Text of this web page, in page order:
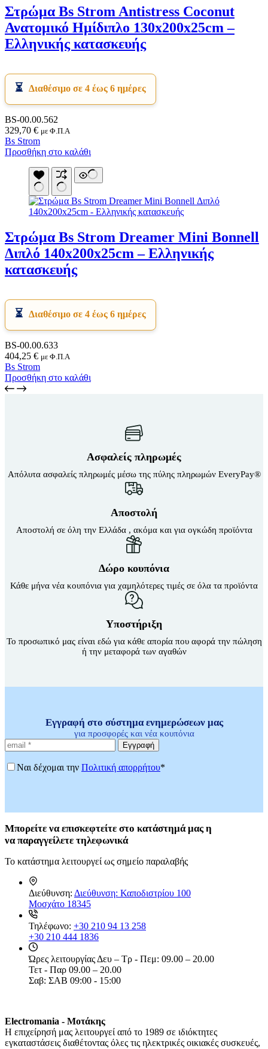
Στρώμα Bs Strom Antistress Coconut
Ανατομικό Ημίδιπλο 130x200x25cm –
Ελληνικής κατασκευής
Διαθέσιμο σε 4 έως 6 ημέρες
BS-00.00.562
329,70 € με Φ.Π.Α
Bs Strom
Προσθήκη στο καλάθι
Στρώμα Bs Strom Dreamer Mini Bonnell
Διπλό 140x200x25cm – Ελληνικής
κατασκευής
Διαθέσιμο σε 4 έως 6 ημέρες
BS-00.00.633
404,25 € με Φ.Π.Α
Bs Strom
Προσθήκη στο καλάθι
Ασφαλείς πληρωμές
Απόλυτα ασφαλείς πληρωμές μέσω της πύλης πληρωμών EveryPay®
Αποστολή
Αποστολή σε όλη την Ελλάδα , ακόμα και για ογκώδη προϊόντα
Δώρο κουπόνια
Κάθε μήνα νέα κουπόνια για χαμηλότερες τιμές σε όλα τα προϊόντα
Υποστήριξη
Το προσωπικό μας είναι εδώ για κάθε απορία που αφορά την πώληση
ή την μεταφορά των αγαθών
Εγγραφή στο σύστημα ενημερώσεων μας
για προσφορές και νέα κουπόνια
Εγγραφή
Ναι δέχομαι την Πολιτική απορρήτου*
Μπορείτε να επισκεφτείτε στο κατάστημά μας η
ναπαραγγείλετε τηλεφωνικά
Το κατάστημα λειτουργεί ως σημείο παραλαβής
Διεύθυνση: Διεύθυνση: Καποδιστρίου 100
Μοσχάτο 18345
Τηλέφωνο: +30 210 94 13 258
+30 210 444 1836
Ώρες λειτουργίας Δευ – Τρ - Πεμ: 09.00 – 20.00
Τετ - Παρ 09.00 – 20.00
Σαβ: ΣΑΒ 09:00 - 15:00
Electromania - Μοτάκης
H επιχείρησή μας λειτουργεί από το 1989 σε ιδιόκτητες
εγκαταστάσεις διαθέτοντας όλες τις ηλεκτρικές οικιακές συσκευές,